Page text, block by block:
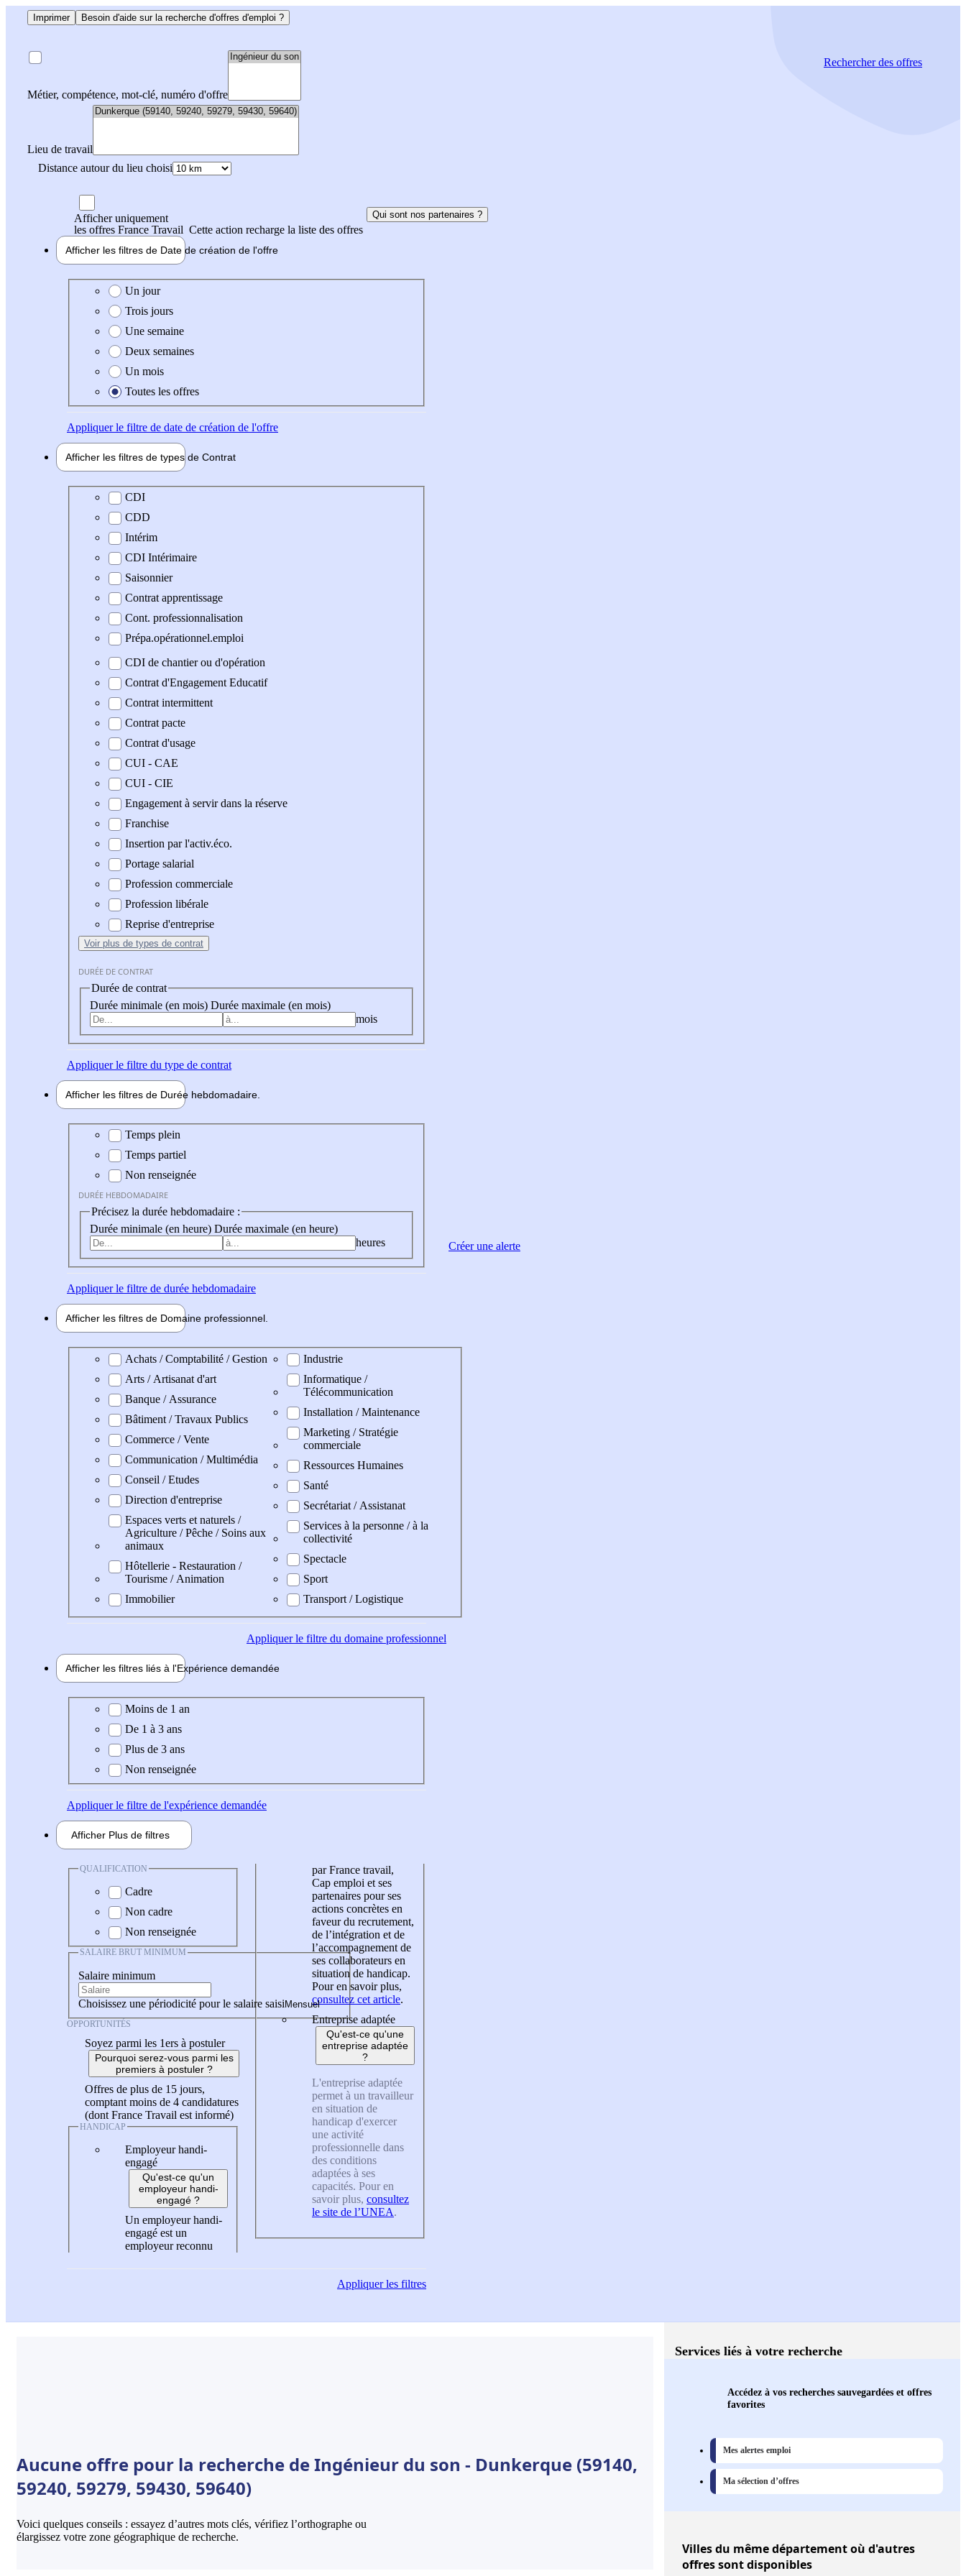
Imprimer Besoin d'aide sur la recherche d'offres d'emploi ?
Métier, compétence, mot-clé, numéro d'offre
Lieu de travail
Distance autour du lieu choisi
Rechercherdes offres
Afficher uniquement
les offres France Travail Cette action recharge la liste des offres
Qui sont nos partenaires ?
Afficher les filtres de Date de création de l'offre
Date de création de l'offre
Un jour
Trois jours
Une semaine
Deux semaines
Un mois
Toutes les offres
Appliquerle filtre de date de création de l'offre
Afficher les filtres de types de Contrat
Type de contrat
CDI
CDD
Intérim
CDI Intérimaire
Saisonnier
Contrat apprentissage
Cont. professionnalisation
Prépa.opérationnel.emploi
CDI de chantier ou d'opération
Contrat d'Engagement Educatif
Contrat intermittent
Contrat pacte
Contrat d'usage
CUI - CAE
CUI - CIE
Engagement à servir dans la réserve
Franchise
Insertion par l'activ.éco.
Portage salarial
Profession commerciale
Profession libérale
Reprise d'entreprise
Voir plus de types de contrat
DURÉE DE CONTRAT
Durée de contrat
Durée minimale (en mois) Durée maximale (en mois)
mois
Appliquerle filtre du type de contrat
Afficher les filtres de Durée hebdomadaire
Durée hebdomadaire
Temps plein
Temps partiel
Non renseignée
DURÉE HEBDOMADAIRE
Précisez la durée hebdomadaire :
Durée minimale (en heure) Durée maximale (en heure)
heures
Appliquerle filtre de durée hebdomadaire
Afficher les filtres de Domaine professionnel
Domaine professionel
Achats / Comptabilité / Gestion
Arts / Artisanat d'art
Banque / Assurance
Bâtiment / Travaux Publics
Commerce / Vente
Communication / Multimédia
Conseil / Etudes
Direction d'entreprise
Espaces verts et naturels /
Agriculture / Pêche / Soins aux
animaux
Hôtellerie - Restauration /
Tourisme / Animation
Immobilier
Industrie
Informatique /
Télécommunication
Installation / Maintenance
Marketing / Stratégie
commerciale
Ressources Humaines
Santé
Secrétariat / Assistanat
Services à la personne / à la
collectivité
Spectacle
Sport
Transport / Logistique
Appliquerle filtre du domaine professionnel
Afficher les filtres liés à l'Expérience demandée
Expérience demandée
Moins de 1 an
De 1 à 3 ans
Plus de 3 ans
Non renseignée
Appliquerle filtre de l'expérience demandée
Afficher Plus de filtres
QUALIFICATION
Cadre
Non cadre
Non renseignée
SALAIRE BRUT MINIMUM
Salaire minimum
Choisissez une périodicité pour le salaire saisi
OPPORTUNITÉS
Soyez parmi les 1ers à postuler
Pourquoi serez-vous parmi les
premiers à postuler ?
Offres de plus de 15 jours,
comptant moins de 4 candidatures
(dont France Travail est informé)
HANDICAP
Employeur handi-
engagé
Qu'est-ce qu'un
employeur handi-
engagé ?
Un employeur handi-
engagé est un
employeur reconnu
par France travail,
Cap emploi et ses
partenaires pour ses
actions concrètes en
faveur du recrutement,
de l’intégration et de
l’accompagnement de
ses collaborateurs en
situation de handicap.
Pour en savoir plus,
consultez cet article.
Entreprise adaptée
Qu'est-ce qu'une
entreprise adaptée
?
L'entreprise adaptée
permet à un travailleur
en situation de
handicap d'exercer
une activité
professionnelle dans
des conditions
adaptées à ses
capacités. Pour en
savoir plus, consultez
le site de l’UNEA.
Appliquerles filtres
Créer une alerte
Aucune offre pour la recherche de Ingénieur du son - Dunkerque (59140,
59240, 59279, 59430, 59640)
Voici quelques conseils : essayez d’autres mots clés, vérifiez l’orthographe ou
élargissez votre zone géographique de recherche.
Services liés à votre recherche
Accédez à vos recherches sauvegardées et offres
favorites
Mes alertes emploi
Ma sélection d’offres
Villesdu même département où d'autres
offres sont disponibles